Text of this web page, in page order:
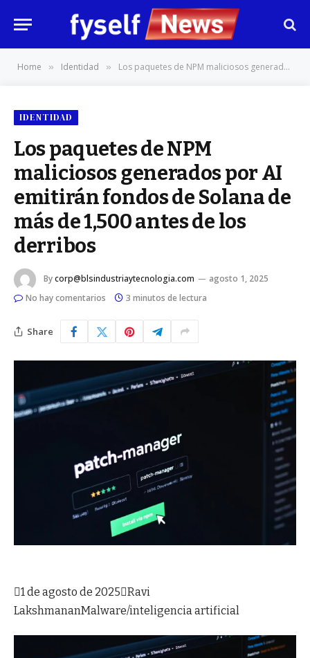
Home » Identidad » Los paquetes de NPM maliciosos generados por AI emitirán fondos de Solana de más de 1,500 antes de los derribos
IDENTIDAD
Los paquetes de NPM
maliciosos generados por AI
emitirán fondos de Solana de
más de 1,500 antes de los
derribos
Bycorp@blsindustriaytecnologia.com
agosto 1, 2025
No hay comentarios
3 minutos de lectura
Share
1 de agosto de 2025Ravi
LakshmananMalware/inteligencia artificial